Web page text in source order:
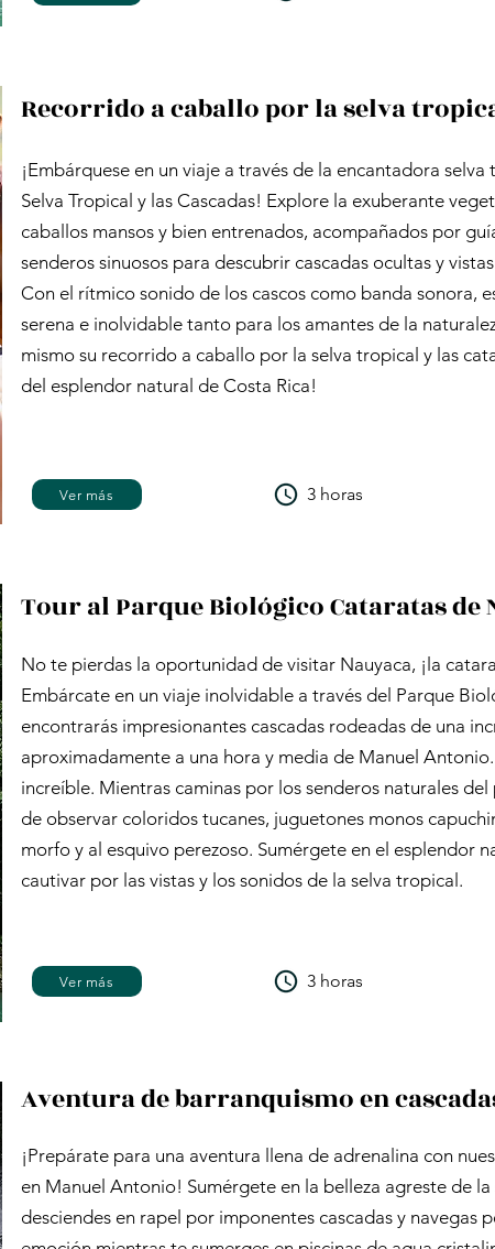
Recorrido a caballo por la selva
¡Embárquese en un viaje a través de la encantadora
Selva Tropical y las Cascadas! Explore la exuberante
caballos mansos y bien entrenados, acompañados por
senderos sinuosos para descubrir cascadas ocultas y
Con el rítmico sonido de los cascos como banda sonora,
serena e inolvidable tanto para los amantes de la
mismo su recorrido a caballo por la selva tropical y las
del esplendor natural de Costa Rica!
Ver más 3 horas
Tour al Parque Biológico Cataratas de
No te pierdas la oportunidad de visitar Nauyaca, ¡la
Embárcate en un viaje inolvidable a través del Parque
encontrarás impresionantes cascadas rodeadas de una
aproximadamente a una hora y media de Manuel
increíble. Mientras caminas por los senderos naturales
de observar coloridos tucanes, juguetones monos
morfo y al esquivo perezoso. Sumérgete en el esplendor
cautivar por las vistas y los sonidos de la selva tropical.
Ver más 3 horas
Aventura de barranquismo en
¡Prepárate para una aventura llena de adrenalina con
en Manuel Antonio! Sumérgete en la belleza agreste de
desciendes en rapel por imponentes cascadas y navegas